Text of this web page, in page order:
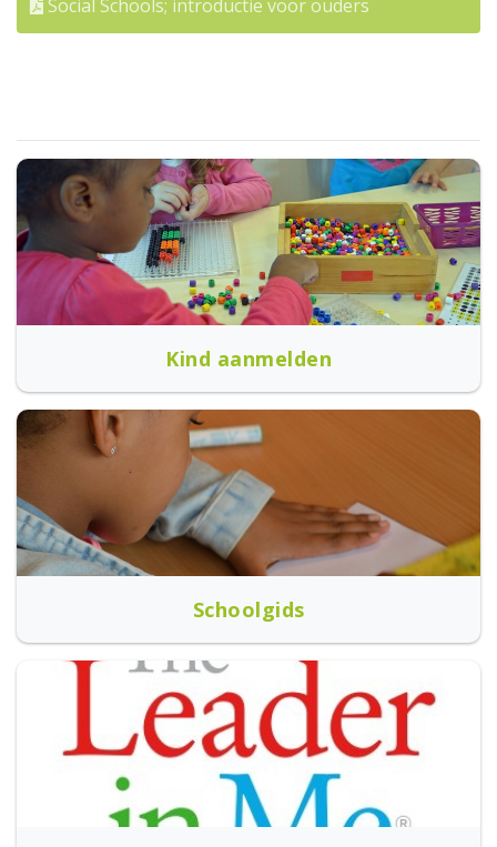
Social Schools; introductie voor ouders
Kind aanmelden
Schoolgids